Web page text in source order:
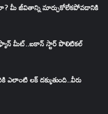
మీ జీవితాన్ని మార్చుకోలేకపోవడానికి
మీట్..ఐకాన్ స్టార్ పొలిటికల్
లక్ దక్కుతుంది..వీరు